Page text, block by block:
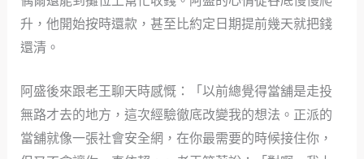
升，他開始按時還款，甚至比約定日期提前幾天就把錢
還清。
阿盛後來跟老王聊天時感慨：「以前總覺得當舖是走投
無路才去的地方，這次經驗徹底改變我的想法。正派的
當舖就像一張社會安全網，在你最需要的時候接住你，